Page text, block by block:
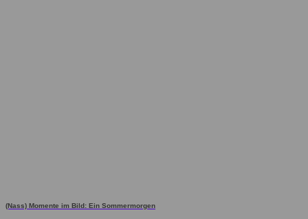
(Nass) Momente im Bild: Ein Sommermorgen